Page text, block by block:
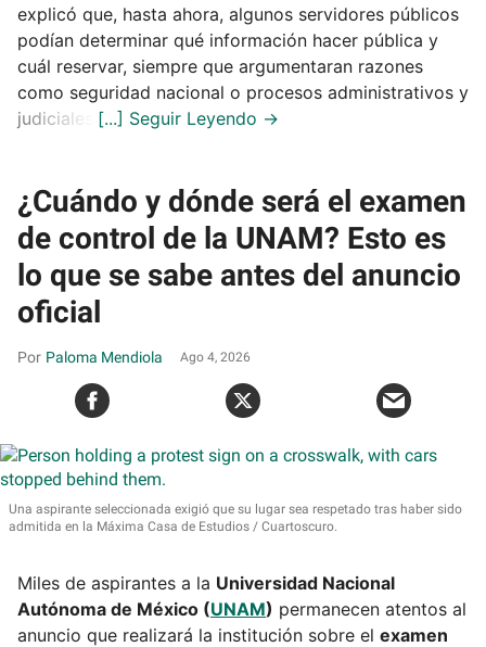
explicó que, hasta ahora, algunos servidores públicos
podían determinar qué información hacer pública y
cuál reservar, siempre que argumentaran razones
como seguridad nacional o procesos administrativos y
judiciales.
¿Cuándo y dónde será el examen
de control de la UNAM? Esto es
lo que se sabe antes del anuncio
oficial
Paloma Mendiola Ago 4, 2026
Una aspirante seleccionada exigió que su lugar sea respetado tras haber sido
admitida en la Máxima Casa de Estudios
Cuartoscuro.
Miles de aspirantes a la Universidad Nacional
Autónoma de México (UNAM) permanecen atentos al
anuncio que realizará la institución sobre el examen